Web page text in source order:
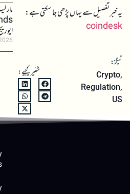
یہ خبر تفصیل سے یہاں پڑھی جا سکتی ہے:
coindesk
ٹیگز:
Crypto,
Regulation,
US
شئیر کیجیے: